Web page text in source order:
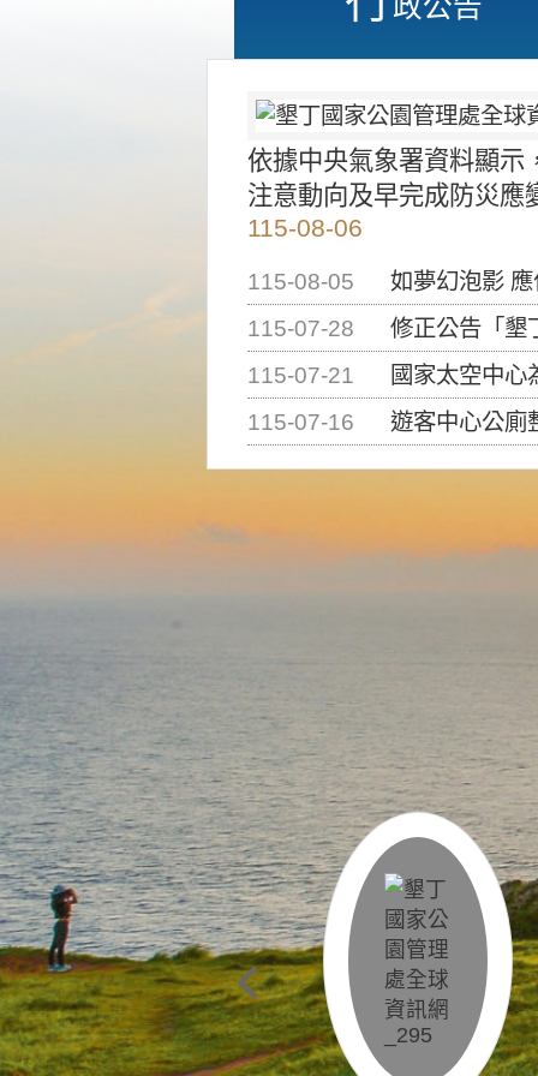
依據中央氣象署資料顯示
注意動向及早完成防災應
115-08-06
115-08-05
如夢幻泡影
115-07-28
修正公告「墾丁國家公
115-07-21
國家太空中心為辦理
115-07-16
遊客中心公廁